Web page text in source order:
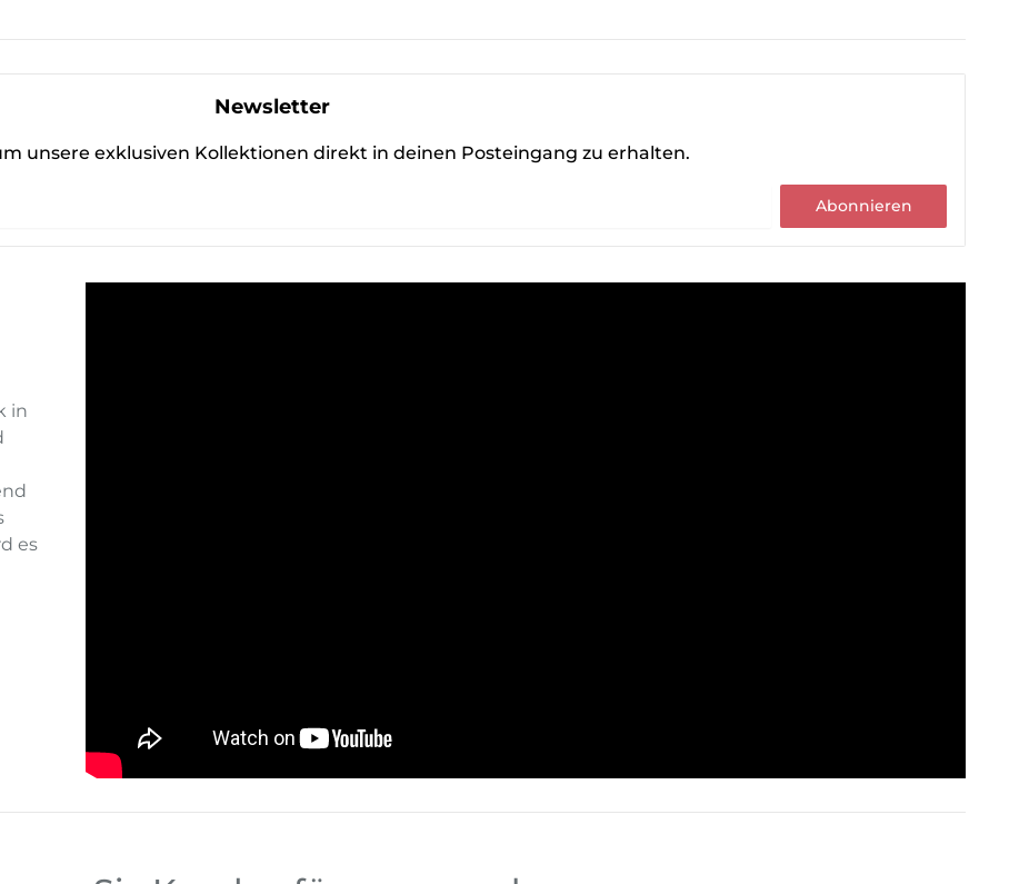
Newsletter
unsere exklusiven Kollektionen direkt in deinen Posteingang zu erhalten.
Abonnieren
in
es